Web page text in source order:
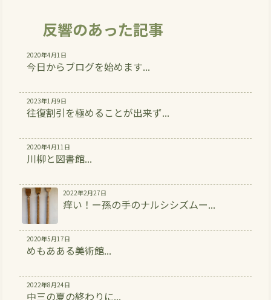
反響のあった記事
2020年4月1日
今日からブログを始めます...
2023年1月9日
往復割引を極めることが出来ず...
2020年4月11日
川柳と図書館...
2022年2月27日
痒い！ー孫の手のナルシシズムー...
2020年5月17日
めもあある美術館...
2022年8月24日
中三の夏の終わりに...